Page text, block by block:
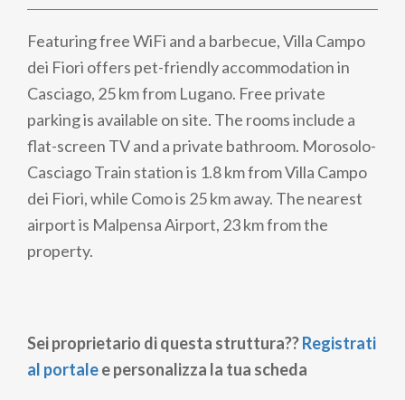
Featuring free WiFi and a barbecue, Villa Campo
dei Fiori offers pet-friendly accommodation in
Casciago, 25 km from Lugano. Free private
parking is available on site. The rooms include a
flat-screen TV and a private bathroom. Morosolo-
Casciago Train station is 1.8 km from Villa Campo
dei Fiori, while Como is 25 km away. The nearest
airport is Malpensa Airport, 23 km from the
property.
Sei proprietario di questa struttura??Registrati
al portalee personalizza la tua scheda